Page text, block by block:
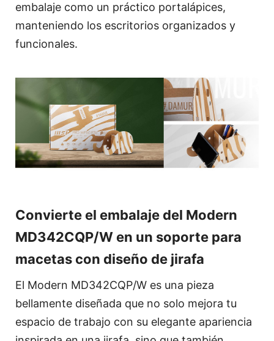
embalaje como un práctico portalápices,
manteniendo los escritorios organizados y
funcionales.
Convierte el embalaje del Modern
MD342CQP/W en un soporte para
macetas con diseño de jirafa
El Modern MD342CQP/W es una pieza
bellamente diseñada que no solo mejora tu
espacio de trabajo con su elegante apariencia